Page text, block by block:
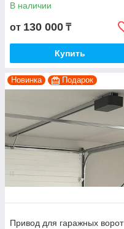
В наличии
от 130 000 ₸
Купить
Новинка Подарок
Привод для гаражных ворот